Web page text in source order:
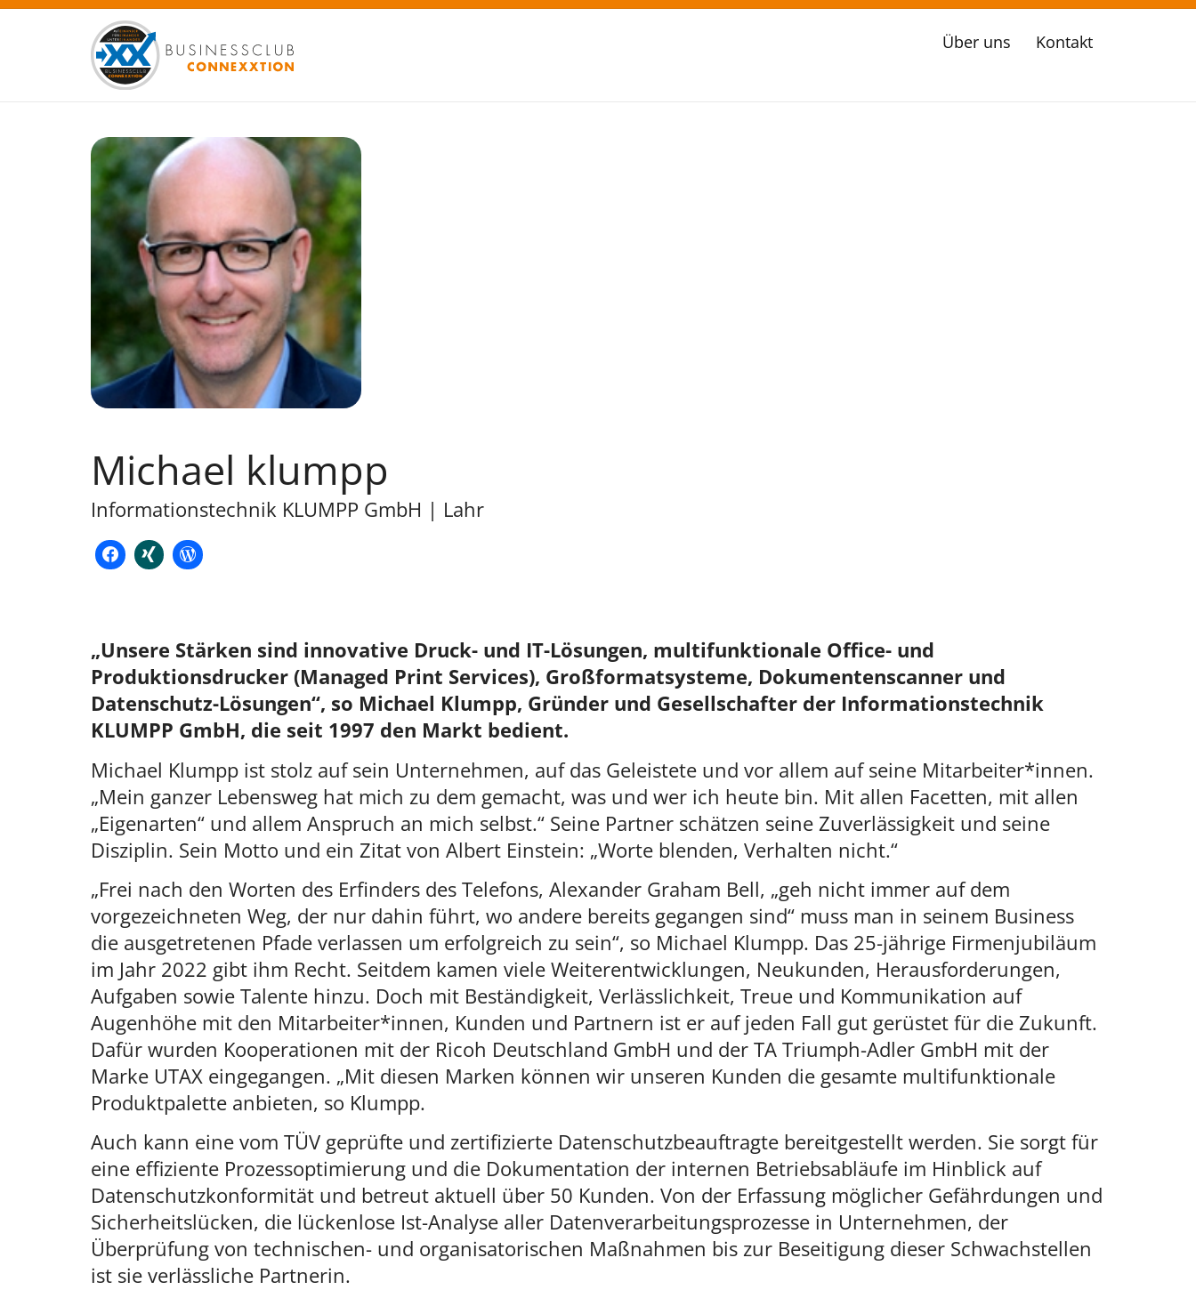
Über uns Kontakt
Michael klumpp
Informationstechnik KLUMPP GmbH | Lahr
„Unsere Stärken sind innovative Druck- und IT-Lösungen, multifunktionale Office- und
Produktionsdrucker (Managed Print Services), Großformatsysteme, Dokumentenscanner und
Datenschutz-Lösungen“, so Michael Klumpp, Gründer und Gesellschafter der Informationstechnik
KLUMPP GmbH, die seit 1997 den Markt bedient.
Michael Klumpp ist stolz auf sein Unternehmen, auf das Geleistete und vor allem auf seine Mitarbeiter*innen.
„Mein ganzer Lebensweg hat mich zu dem gemacht, was und wer ich heute bin. Mit allen Facetten, mit allen
„Eigenarten“ und allem Anspruch an mich selbst.“ Seine Partner schätzen seine Zuverlässigkeit und seine
Disziplin. Sein Motto und ein Zitat von Albert Einstein: „Worte blenden, Verhalten nicht.“
„Frei nach den Worten des Erfinders des Telefons, Alexander Graham Bell, „geh nicht immer auf dem
vorgezeichneten Weg, der nur dahin führt, wo andere bereits gegangen sind“ muss man in seinem Business
die ausgetretenen Pfade verlassen um erfolgreich zu sein“, so Michael Klumpp. Das 25-jährige Firmenjubiläum
im Jahr 2022 gibt ihm Recht. Seitdem kamen viele Weiterentwicklungen, Neukunden, Herausforderungen,
Aufgaben sowie Talente hinzu. Doch mit Beständigkeit, Verlässlichkeit, Treue und Kommunikation auf
Augenhöhe mit den Mitarbeiter*innen, Kunden und Partnern ist er auf jeden Fall gut gerüstet für die Zukunft.
Dafür wurden Kooperationen mit der Ricoh Deutschland GmbH und der TA Triumph-Adler GmbH mit der
Marke UTAX eingegangen. „Mit diesen Marken können wir unseren Kunden die gesamte multifunktionale
Produktpalette anbieten, so Klumpp.
Auch kann eine vom TÜV geprüfte und zertifizierte Datenschutzbeauftragte bereitgestellt werden. Sie sorgt für
eine effiziente Prozessoptimierung und die Dokumentation der internen Betriebsabläufe im Hinblick auf
Datenschutzkonformität und betreut aktuell über 50 Kunden. Von der Erfassung möglicher Gefährdungen und
Sicherheitslücken, die lückenlose Ist-Analyse aller Datenverarbeitungsprozesse in Unternehmen, der
Überprüfung von technischen- und organisatorischen Maßnahmen bis zur Beseitigung dieser Schwachstellen
ist sie verlässliche Partnerin.